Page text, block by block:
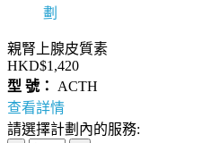
劃
親腎上腺皮質素
HKD$1,420
型 號：
ACTH
查看詳情
請選擇計劃內的服務: